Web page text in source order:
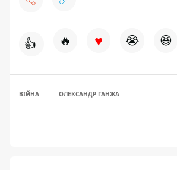
👍 🔥 ♥ 😭 😆
ВІЙНА ОЛЕКСАНДР ГАНЖА